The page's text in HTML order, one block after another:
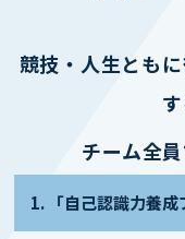
競技・人生とも
チーム全
1. 「自己認識力養